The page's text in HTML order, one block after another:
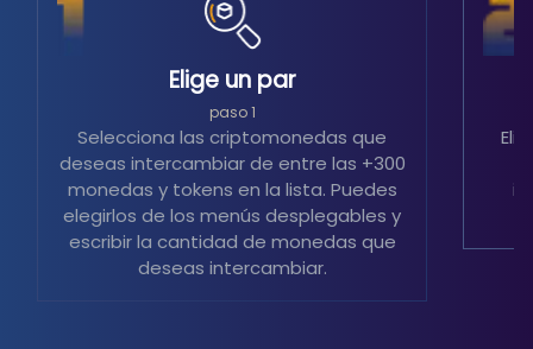
Elige un par
paso 1
Selecciona las criptomonedas que
deseas intercambiar de entre las +300
monedas y tokens en la lista. Puedes
elegirlos de los menús desplegables y
escribir la cantidad de monedas que
deseas intercambiar.